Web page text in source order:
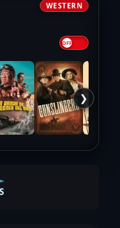
WESTERN
❯